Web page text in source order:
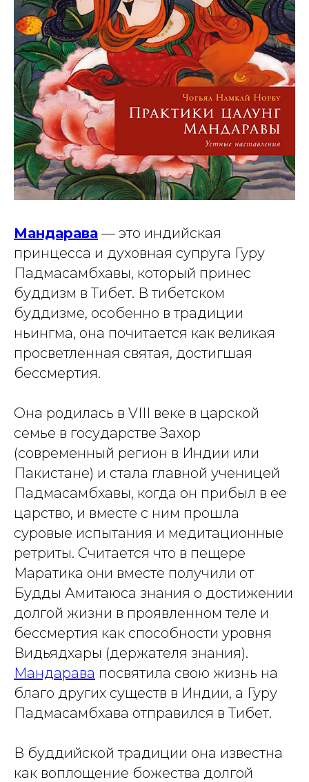
Мандарава — это индийская
принцесса и духовная супруга Гуру
Падмасамбхавы, который принес
буддизм в Тибет. В тибетском
буддизме, особенно в традиции
ньингма, она почитается как великая
просветленная святая, достигшая
бессмертия.
Она родилась в VIII веке в царской
семье в государстве Захор
(современный регион в Индии или
Пакистане) и стала главной ученицей
Падмасамбхавы, когда он прибыл в ее
царство, и вместе с ним прошла
суровые испытания и медитационные
ретриты. Считается что в пещере
Маратика они вместе получили от
Будды Амитаюса знания о достижении
долгой жизни в проявленном теле и
бессмертия как способности уровня
Видьядхары (держателя знания).
Мандарава посвятила свою жизнь на
благо других существ в Индии, а Гуру
Падмасамбхава отправился в Тибет.
В буддийской традиции она известна
как воплощение божества долгой